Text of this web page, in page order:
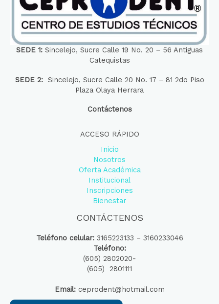
SEDE 1: Sincelejo, Sucre Calle 19 No. 20 – 56 Antiguas
Catequistas
SEDE 2:Sincelejo, Sucre Calle 20 No. 17 – 81 2do Piso
Plaza Olaya Herrara
Contáctenos
ACCESO RÁPIDO
Inicio
Nosotros
Oferta Académica
Institucional
Inscripciones
Bienestar
CONTÁCTENOS
Teléfono celular: 3165223133 – 3160233046
Teléfono:
(605) 2802020-
(605) 2801111
Email:ceprodent@hotmail.com